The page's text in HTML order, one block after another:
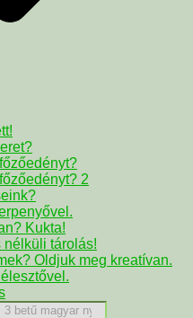
2
Kukta!
nélküli tárolás!
Oldjuk meg kreatívan.